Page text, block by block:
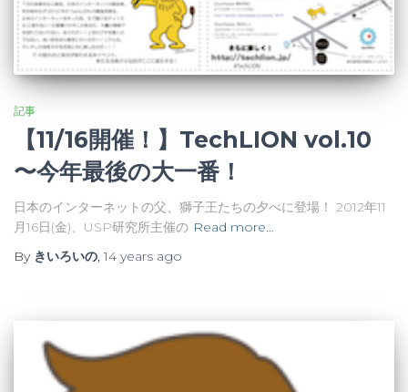
記事
【11/16開催！】TechLION vol.10
〜今年最後の大一番！
日本のインターネットの父、獅子王たちの夕べに登場！ 2012年11
月16日(金)、USP研究所主催の Read more…
By きいろいの,14 years ago